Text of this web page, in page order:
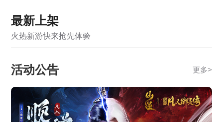
最新上架
火热新游快来抢先体验
活动公告 更多>